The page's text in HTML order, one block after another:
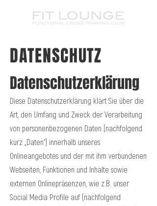
DATENSCHUTZ
Datenschutzerklärung
Diese Datenschutzerklärung klärt Sie über die
Art, den Umfang und Zweck der Verarbeitung
von personenbezogenen Daten (nachfolgend
kurz „Daten“) innerhalb unseres
Onlineangebotes und der mit ihm verbundenen
Webseiten, Funktionen und Inhalte sowie
externen Onlinepräsenzen, wie z.B. unser
Social Media Profile auf (nachfolgend